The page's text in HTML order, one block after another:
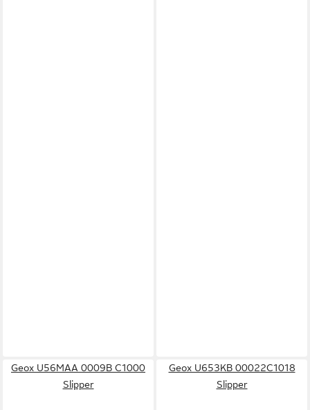
Geox U56MAA 0009B C1000
Slipper
Geox U653KB 00022C1018
Slipper